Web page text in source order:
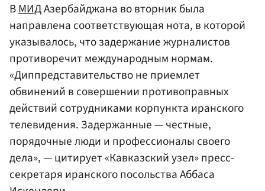
ВМИДАзербайджана во вторник была
направлена соответствующая нота, в которой
указывалось, что задержание журналистов
противоречит международным нормам.
«Диппредставительство не приемлет
обвинений в совершении противоправных
действий сотрудниками корпункта иранского
телевидения. Задержанные — честные,
порядочные люди и профессионалы своего
дела», — цитирует «Кавказский узел» пресс-
секретаря иранского посольства Аббаса